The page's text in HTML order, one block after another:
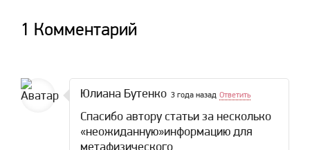
1 Комментарий
Юлиана Бутенко 3 года назад Ответить
Спасибо автору статьи за несколько
«неожиданную»информацию для